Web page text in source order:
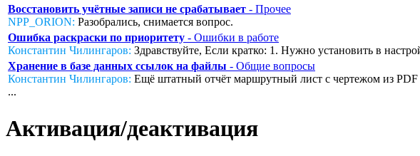
Восстановить учётные записи не срабатывает - Прочее
NPP_ORION: Разобрались, снимается вопрос.
Ошибка раскраски по приоритету - Ошибки в работе
Константин Чилингаров: Здравствуйте, Если кратко: 1. Нужно установить в
Хранение в базе данных ссылок на файлы - Общие вопросы
Константин Чилингаров: Ещё штатный отчёт маршрутный лист с чертежом из PDF
...
Активация/деактивация